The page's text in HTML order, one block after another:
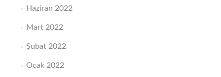
Haziran 2022
Mart 2022
Şubat 2022
Ocak 2022